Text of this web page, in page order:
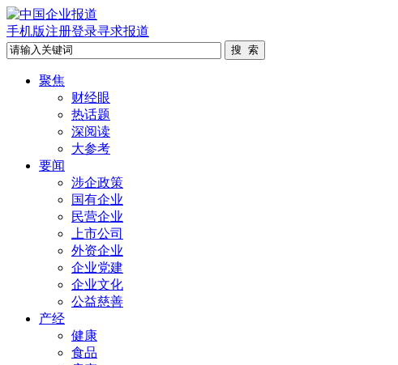
手机版注册登录寻求报道
聚焦
财经眼
热话题
深阅读
大参考
要闻
涉企政策
国有企业
民营企业
上市公司
外资企业
企业党建
企业文化
公益慈善
产经
健康
食品